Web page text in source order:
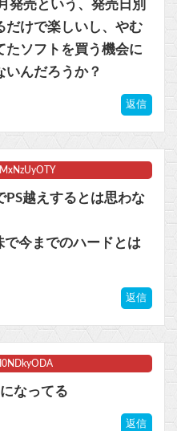
発売という、発売日別
だけで楽しいし、やむ
たソフトを買う機会に
いんだろうか？
返信
PS越えするとは思わな
今までのハードとは
返信
なってる
返信